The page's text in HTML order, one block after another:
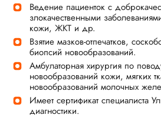
Ведение пациенток с
злокачественными
кожи, ЖКТ и др.
Взятие мазков-отпечатков,
биопсий новообразований.
Амбулаторная хирургия по
новообразований кожи, мягких
новообразований молочных
Имеет сертификат специалиста
диагностики.